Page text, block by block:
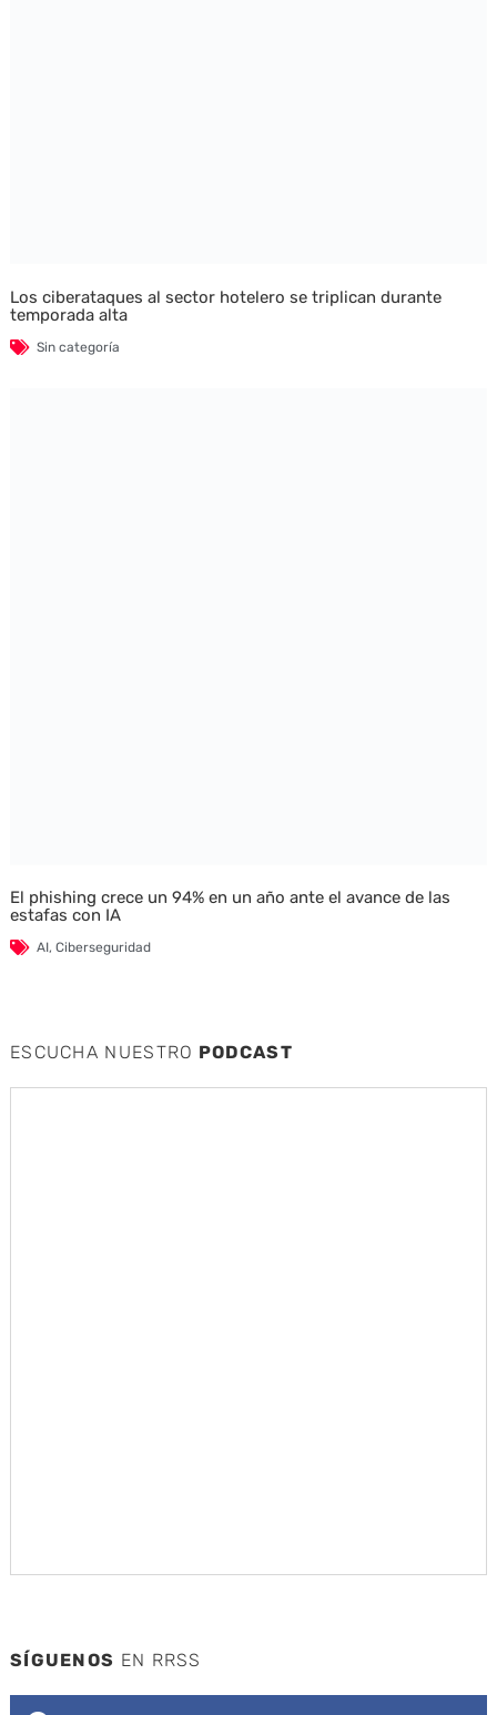
Los ciberataques al sector hotelero se triplican durante
temporada alta
Sin categoría
El phishing crece un 94% en un año ante el avance de las
estafas con IA
AI, Ciberseguridad
ESCUCHA NUESTRO PODCAST
SÍGUENOS EN RRSS